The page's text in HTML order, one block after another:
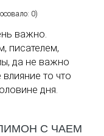
0)
важно.
писателем,
да не важно
то что
дня.
С ЧАЕМ